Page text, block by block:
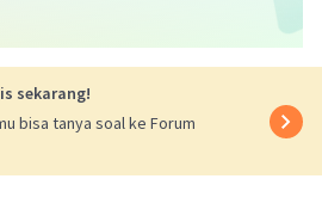
adalah 60 cm
(0) Balas
sekarang!
bisa tanya soal ke Forum